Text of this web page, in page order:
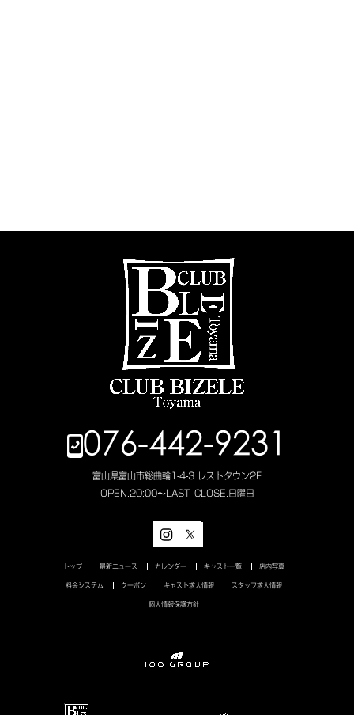
076-442-9231
富山県富山市総曲輪1-4-3 レストタウン2F
OPEN. 20:00〜LAST CLOSE. 日曜日
トップ 最新ニュース カレンダー キャスト一覧 店内写真
料金システム クーポン キャスト求人情報 スタッフ求人情報
個人情報保護方針